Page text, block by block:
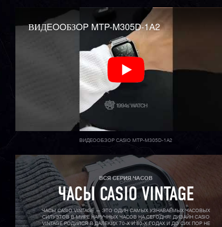
ВИДEOOБЗOP MTP-M305D-1A2
ВИДЕООБЗОР CASIO MTP-M305D-1A2
ВСЯ СЕРИЯ ЧАСОВ
ЧАСЫ CASIO VINTAGE
ЧАСЫ CASIO VINTAGE — ЭТО ОДИН САМЫХ УЗНАВАЕМЫХ ЧАСОВЫХ
СИЛУЭТОВ В МИРЕ НАРУЧНЫХ ЧАСОВ НА СЕГОДНЯ! ДИЗАЙН CASIO
VINTAGE РОДИЛСЯ В ДАЛЕКИХ 70-X И 80-X ГОДАХ И ДО СИХ ПОР НЕ